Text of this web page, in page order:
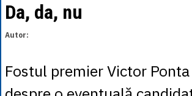
Da, da, nu
Autor:
Fostul premier Victor